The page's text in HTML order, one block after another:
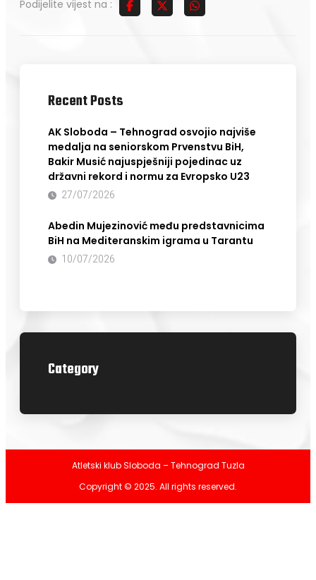
Podijelite vijest na :
Recent Posts
AK Sloboda – Tehnograd osvojio najviše
medalja na seniorskom Prvenstvu BiH,
Bakir Musić najuspješniji pojedinac uz
državni rekord i normu za Evropsko U23
27/07/2026
Abedin Mujezinović među predstavnicima
BiH na Mediteranskim igrama u Tarantu
10/07/2026
Category
Atletski klub Sloboda – Tehnograd Tuzla
Copyright © 2025. All rights reserved.